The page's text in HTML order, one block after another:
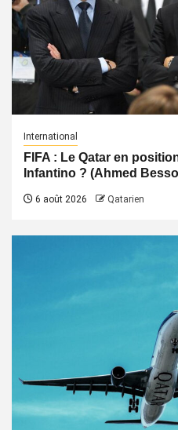
International
FIFA : Le Qatar en
Infantino ? (Ahmed
6 août 2026 Qatarien